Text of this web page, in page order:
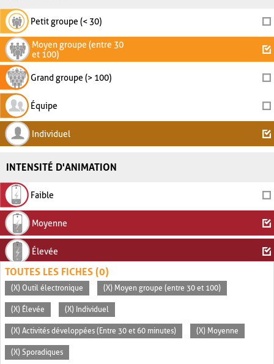
Petit groupe (< 30)
Moyen groupe (entre 30
et 100)
Grand groupe (> 100)
Équipe
Individuel
INTENSITÉ D'ANIMATION
Faible
Moyenne
Élevée
TOUTES LES FICHES (0)
(X) Outil électronique (X) Moyen groupe (entre 30 et 100)
(X) Élevée (X) Individuel
(X) Activités développées (Entre 30 et 60 minutes) (X) Moyenne
(X) Sporadiques